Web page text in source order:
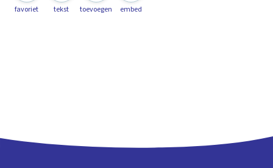
favoriet tekst toevoegen embed